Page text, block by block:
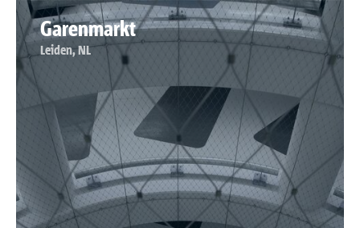
Garenmarkt
Leiden, NL